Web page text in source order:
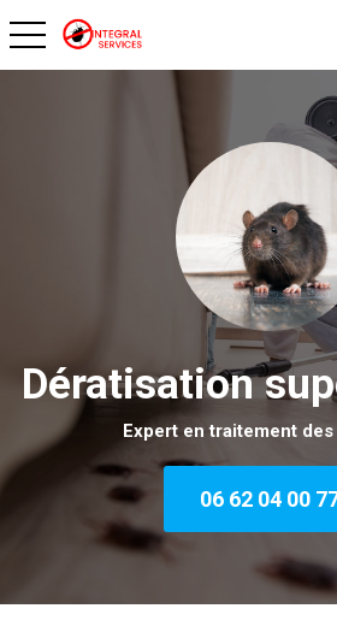
toggle navigation
Dératisation
Expert en traitement
06 62 04 00